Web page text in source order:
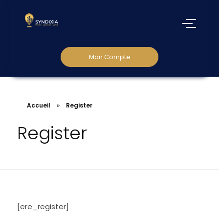
Mon Compte
Accueil » Register
Register
[ere_register]